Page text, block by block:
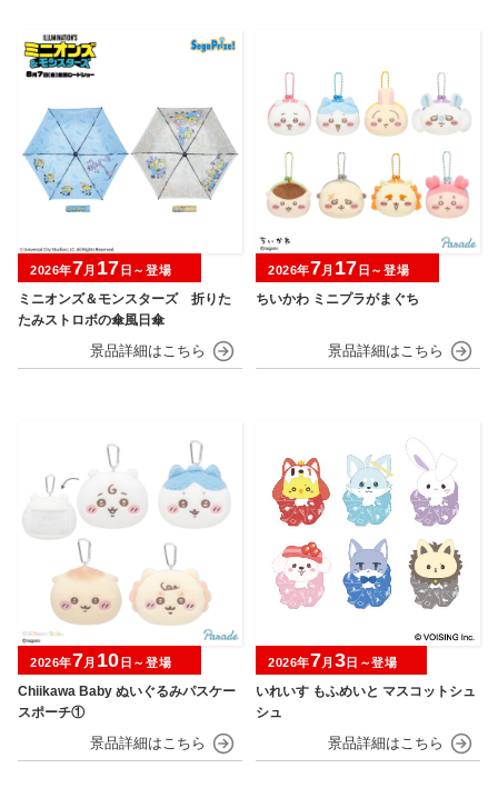
ミニオンズ＆モンスターズ 折りた
たみストロボの傘風日傘
2026年7月 17 日～登場
ちいかわ ミニプラがまぐち
2026年7月 17 日～登場
Chiikawa Baby ぬいぐるみパスケー
スポーチ①
2026年7月 10 日～登場
いれいす もふめいと マスコットシュ
シュ
2026年7月 3日～登場